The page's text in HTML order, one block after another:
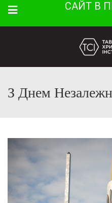
Menu САЙТ В
З Днем